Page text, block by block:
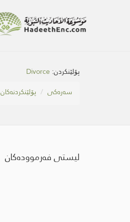
پۆلێنکردن: Divorce
سه‌ره‌كی
پۆلێنکردنەکان
لیستی فەرموودەکان